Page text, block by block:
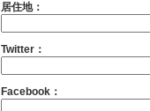
居住地：
Twitter：
Facebook：